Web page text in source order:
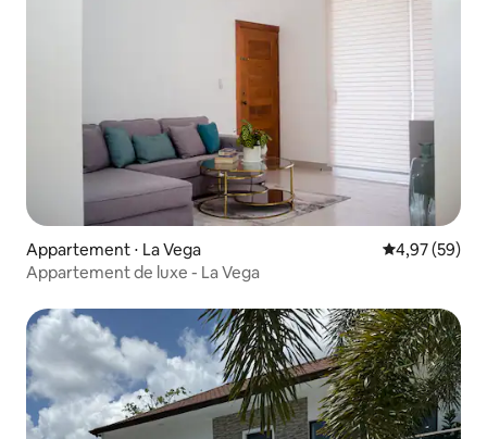
Appartement ⋅ La Vega Évaluation
4,97 (59)
Appartement de luxe - La Vega